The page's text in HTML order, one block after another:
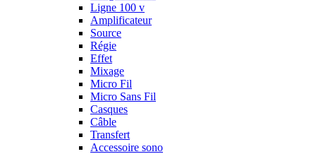
Ligne 100 v
Amplificateur
Source
Régie
Effet
Mixage
Micro Fil
Micro Sans Fil
Casques
Câble
Transfert
Accessoire sono